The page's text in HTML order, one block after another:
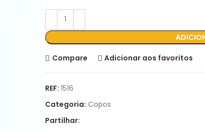
Compare Adicionar aos favoritos
REF: 1516
Categoria: Copos
Partilhar: